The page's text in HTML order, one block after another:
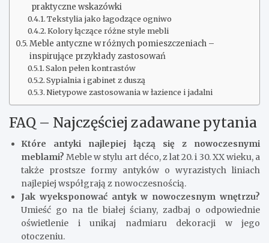
praktyczne wskazówki
Tekstylia jako łagodzące ogniwo
Kolory łączące różne style mebli
Meble antyczne w różnych pomieszczeniach –
inspirujące przykłady zastosowań
Salon pełen kontrastów
Sypialnia i gabinet z duszą
Nietypowe zastosowania w łazience i jadalni
FAQ – Najczęściej zadawane pytania
Które antyki najlepiej łączą się z nowoczesnymi
meblami? Meble w stylu art déco, z lat 20. i 30. XX wieku, a
także prostsze formy antyków o wyrazistych liniach
najlepiej współgrają z nowoczesnością.
Jak wyeksponować antyk w nowoczesnym wnętrzu?
Umieść go na tle białej ściany, zadbaj o odpowiednie
oświetlenie i unikaj nadmiaru dekoracji w jego
otoczeniu.